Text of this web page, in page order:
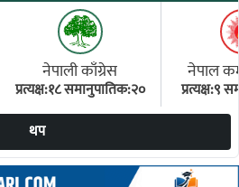
नेपाली काँग्रेस
प्रत्यक्ष:१८ समानुपातिक:२०
नेपाल
प्रत्यक्ष:९
थप